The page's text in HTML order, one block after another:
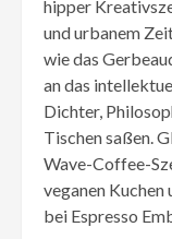
hipper
und urbanem
wie das
an das
Dichter,
Tischen saßen.
Wave-Coffee-
veganen
bei Espresso